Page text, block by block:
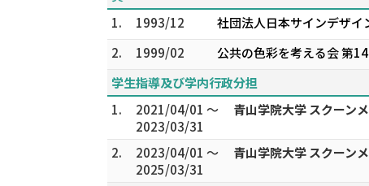
1.
1993/12
社団法人日本サインデザイ
2.
1999/02
公共の色彩を考える会 第
学生指導及び学内行政分担
1.
2021/04/01 ～
2023/03/31
青山学院大学 スクーン
2.
2023/04/01 ～
2025/03/31
青山学院大学 スクーン